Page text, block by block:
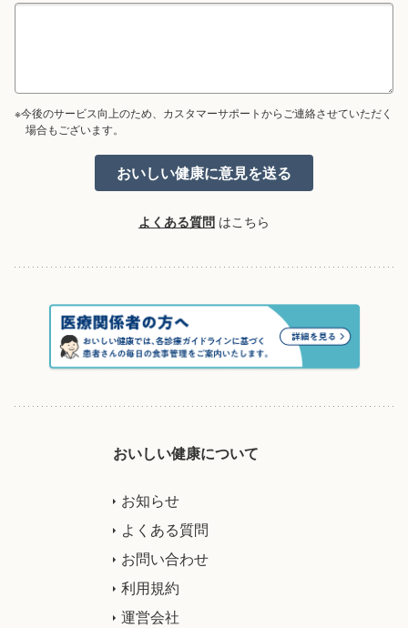
※今後のサービス向上のため、カスタマーサポートからご連絡させていただく
場合もございます。
よくある質問 はこちら
おいしい健康について
お知らせ
よくある質問
お問い合わせ
利用規約
運営会社